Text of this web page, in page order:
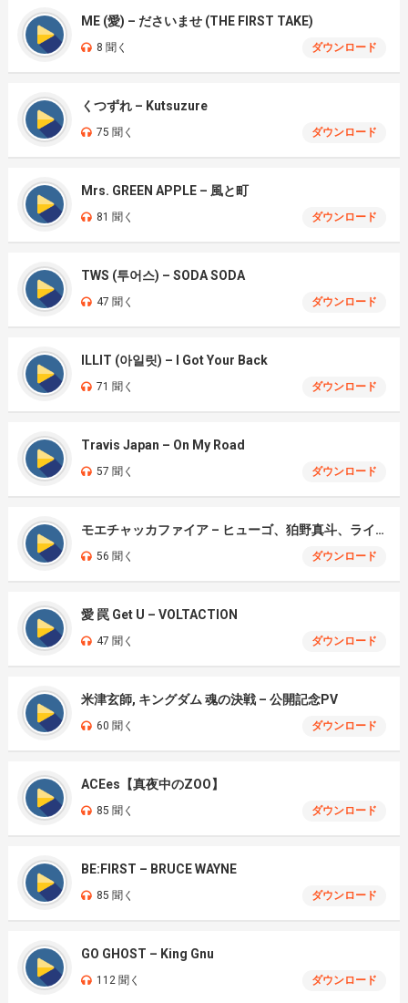
ME (愛) – ださいませ (THE FIRST TAKE)
8 聞く ダウンロード
くつずれ – Kutsuzure
75 聞く ダウンロード
Mrs. GREEN APPLE – 風と町
81 聞く ダウンロード
TWS (투어스) – SODA SODA
47 聞く ダウンロード
ILLIT (아일릿) – I Got Your Back
71 聞く ダウンロード
Travis Japan – On My Road
57 聞く ダウンロード
モエチャッカファイア – ヒューゴ、狛野真斗、ライト、セヴェリアン (Cover )
56 聞く ダウンロード
愛 罠 Get U – VOLTACTION
47 聞く ダウンロード
米津玄師, キングダム 魂の決戦 – 公開記念PV
60 聞く ダウンロード
ACEes【真夜中のZOO】
85 聞く ダウンロード
BE:FIRST – BRUCE WAYNE
85 聞く ダウンロード
GO GHOST – King Gnu
112 聞く ダウンロード